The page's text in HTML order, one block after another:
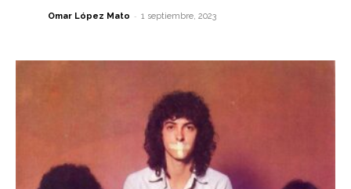
Omar López Mato - 1 septiembre, 2023